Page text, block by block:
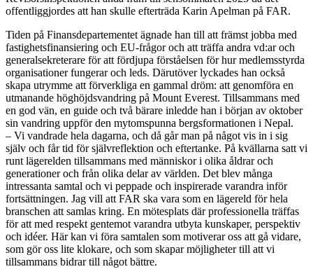
offentliggjordes att han skulle efterträda Karin Apelman på FAR.
Tiden på Finansdepartementet ägnade han till att främst jobba med
fastighetsfinansiering och EU-frågor och att träffa andra vd:ar och
generalsekreterare för att fördjupa förståelsen för hur medlemsstyrda
organisationer fungerar och leds. Därutöver lyckades han också
skapa utrymme att förverkliga en gammal dröm: att genomföra en
utmanande höghöjdsvandring på Mount Everest. Tillsammans med
en god vän, en guide och två bärare inledde han i början av oktober
sin vandring uppför den mytomspunna bergsformationen i Nepal.
– Vi vandrade hela dagarna, och då går man på något vis in i sig
själv och får tid för självreflektion och eftertanke. På kvällarna satt vi
runt lägerelden tillsammans med människor i olika åldrar och
generationer och från olika delar av världen. Det blev många
intressanta samtal och vi peppade och inspirerade varandra inför
fortsättningen. Jag vill att FAR ska vara som en lägereld för hela
branschen att samlas kring. En mötesplats där professionella träffas
för att med respekt gentemot varandra utbyta kunskaper, perspektiv
och idéer. Här kan vi föra samtalen som motiverar oss att gå vidare,
som gör oss lite klokare, och som skapar möjligheter till att vi
tillsammans bidrar till något bättre.